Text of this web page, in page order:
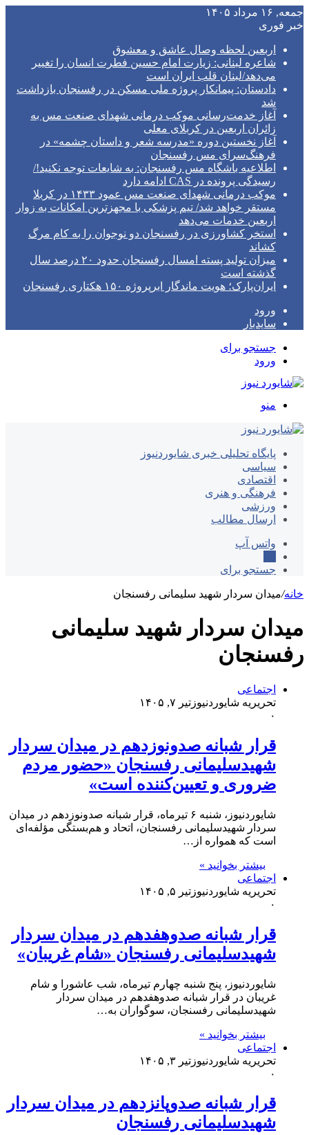
جمعه, ۱۶ مرداد ۱۴۰۵
خبر فوری
اربعین لحظه وصال عاشق و معشوق
شاعره لبنانی: زیارت امام حسین فطرت انسان را تغییر
می‌دهد/لبنان قلب ایران است
دادستان: پیمانکار پروژه ملی مسکن در رفسنجان بازداشت
شد
آغاز خدمت‌رسانی موکب درمانی شهدای صنعت مس به
زائران اربعین در کربلای معلی
آغاز نخستین دوره «مدرسه شعر و داستان چشمه» در
فرهنگ‌سرای مس رفسنجان
اطلاعیه باشگاه مس رفسنجان: به شایعات توجه نکنید!/
رسیدگی پرونده در CAS ادامه دارد
موکب درمانی شهدای صنعت مس عمود ۱۴۳۳ در کربلا
مستقر خواهد شد/ تیم پزشکی با مجهزترین امکانات به زوار
اربعین خدمات می‌دهد
استخر کشاورزی در رفسنجان دو نوجوان را به کام مرگ
کشاند
میزان تولید پسته امسال رفسنجان حدود ۲۰ درصد سال
گذشته است
ایران‌پارک؛ هویت ماندگار ابرپروژه ۱۵۰ هکتاری رفسنجان
ورود
سایدبار
جستجو برای
ورود
منو
پایگاه تحلیلی خبری شایوردنیوز
سیاسی
اقتصادی
فرهنگی و هنری
ورزشی
ارسال مطالب
واتس آپ
جستجو برای
خانه/میدان سردار شهید سلیمانی رفسنجان
میدان سردار شهید سلیمانی
رفسنجان
اجتماعی
تحریریه شایوردنیوز تیر ۷, ۱۴۰۵
۰
قرار شبانه صدونوزدهم در میدان سردار
شهیدسلیمانی رفسنجان «حضور مردم
ضروری و تعیین‌کننده است»
شایوردنیوز، شنبه ۶ تیرماه، قرار شبانه صدونوزدهم در میدان
سردار شهیدسلیمانی رفسنجان، اتحاد و هم‌بستگی مؤلفه‌ای
است که همواره از…
بیشتر بخوانید »
اجتماعی
تحریریه شایوردنیوز تیر ۵, ۱۴۰۵
۰
قرار شبانه صدو‌هفدهم در میدان سردار
شهیدسلیمانی رفسنجان «شام غریبان»
شایوردنیوز، پنج شنبه چهارم تیرماه، شب عاشورا و شام
غریبان در قرار شبانه صدوهفدهم در میدان سردار
شهیدسلیمانی رفسنجان، سوگواران به…
بیشتر بخوانید »
اجتماعی
تحریریه شایوردنیوز تیر ۳, ۱۴۰۵
۰
قرار شبانه صدوپانزدهم در میدان سردار
شهیدسلیمانی رفسنجان